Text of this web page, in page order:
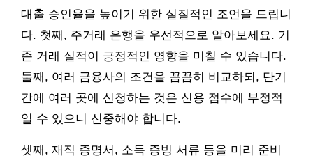
대출 승인율을 높이기 위한 실질적인 조언을 드립니
다. 첫째, 주거래 은행을 우선적으로 알아보세요. 기
존 거래 실적이 긍정적인 영향을 미칠 수 있습니다.
둘째, 여러 금융사의 조건을 꼼꼼히 비교하되, 단기
간에 여러 곳에 신청하는 것은 신용 점수에 부정적
일 수 있으니 신중해야 합니다.
셋째, 재직 증명서, 소득 증빙 서류 등을 미리 준비